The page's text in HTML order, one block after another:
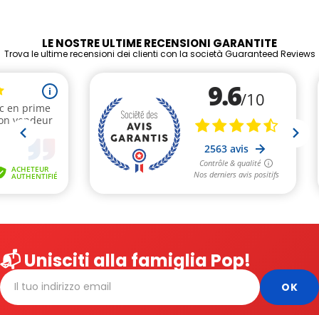
LE NOSTRE ULTIME RECENSIONI GARANTITE
Trova le ultime recensioni dei clienti con la società Guaranteed Reviews
📬 Unisciti alla famiglia Pop!